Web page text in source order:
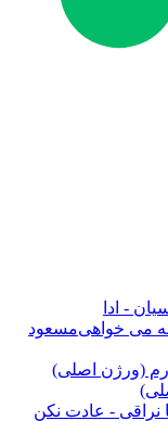
- ادا
مسعود
نراقی - عادت نکن